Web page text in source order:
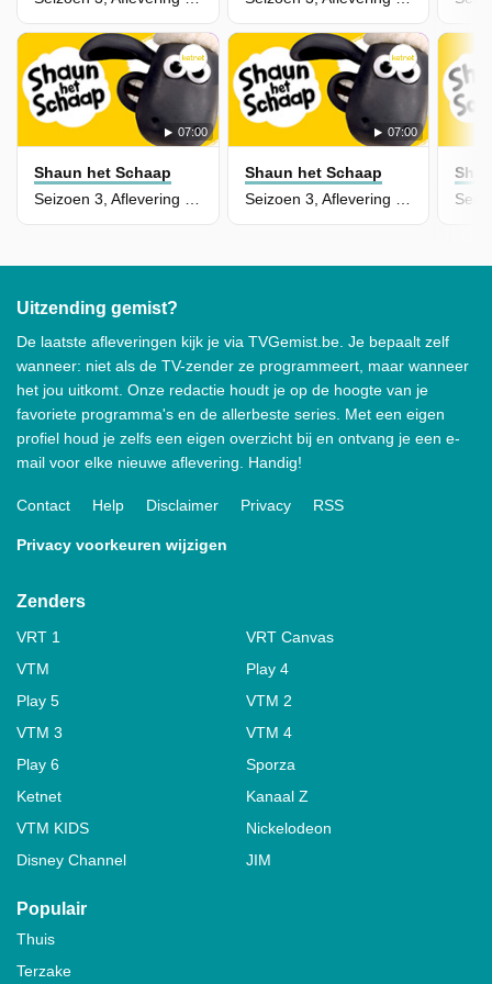
07:00
Shaun het Schaap
07:00
Shaun het Schaap
Uitzending gemist?
De laatste afleveringen kijk je via TVGemist.be. Je bepaalt zelf
wanneer: niet als de TV-zender ze programmeert, maar wanneer
het jou uitkomt. Onze redactie houdt je op de hoogte van je
favoriete programma's en de allerbeste series. Met een eigen
profiel houd je zelfs een eigen overzicht bij en ontvang je een e-
mail voor elke nieuwe aflevering. Handig!
Contact Help Disclaimer Privacy RSS
Privacy voorkeuren wijzigen
Zenders
VRT 1
VRT Canvas
VTM
Play 4
Play 5
VTM 2
VTM 3
VTM 4
Play 6
Sporza
Ketnet
Kanaal Z
VTM KIDS
Nickelodeon
Disney Channel
JIM
Populair
Thuis
Terzake